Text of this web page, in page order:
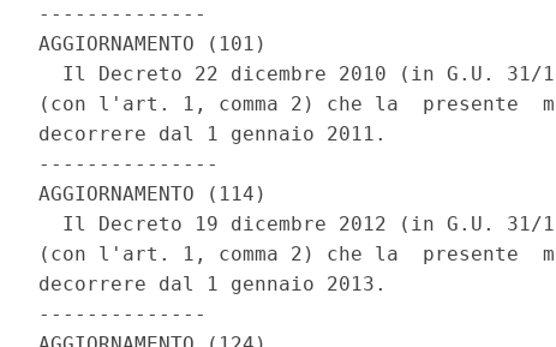
--------------
AGGIORNAMENTO (101)
Il Decreto 22 dicembre 2010 (in G.U. 31/
(con l'art. 1, comma 2) che la  presente
decorrere dal 1 gennaio 2011.
---------------
AGGIORNAMENTO (114)
Il Decreto 19 dicembre 2012 (in G.U. 31/
(con l'art. 1, comma 2) che la  presente
decorrere dal 1 gennaio 2013.
--------------